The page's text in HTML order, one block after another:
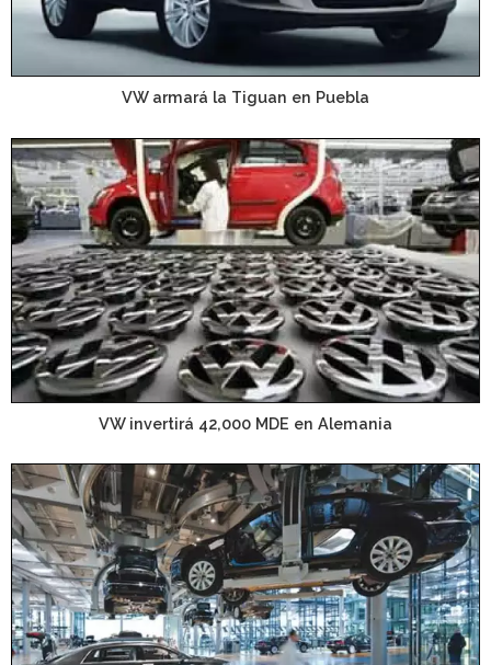
VW armará la Tiguan en Puebla
VW invertirá 42,000 MDE en Alemania